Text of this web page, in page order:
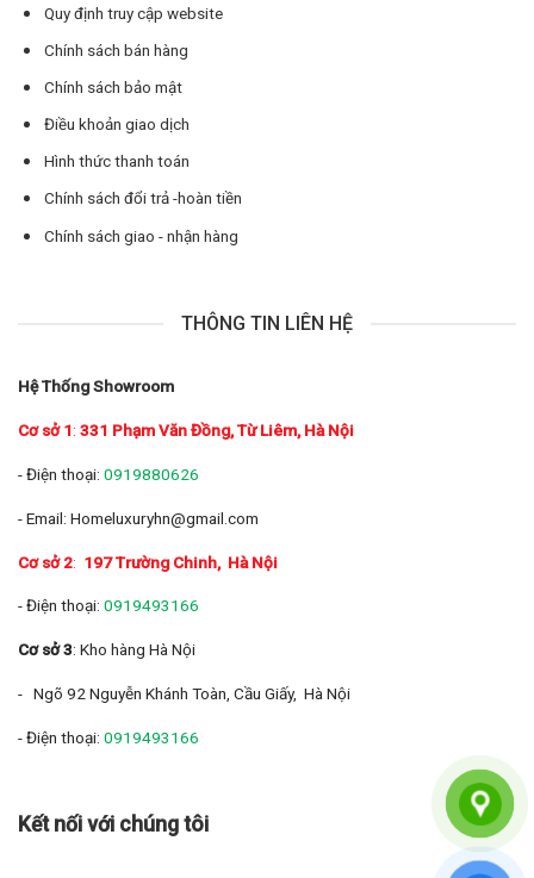
Quy định truy cập website
Chính sách bán hàng
Chính sách bảo mật
Điều khoản giao dịch
Hình thức thanh toán
Chính sách đổi trả -hoàn tiền
Chính sách giao - nhận hàng
THÔNG TIN LIÊN HỆ
Hệ Thống Showroom
Cơ sở 1: 331 Phạm Văn Đồng, Từ Liêm, Hà Nội
- Điện thoại: 0919880626
- Email: Homeluxuryhn@gmail.com
Cơ sở 2: 197 Trường Chinh, Hà Nội
- Điện thoại: 0919493166
Cơ sở 3: Kho hàng Hà Nội
- Ngõ 92 Nguyễn Khánh Toàn, Cầu Giấy, Hà Nội
- Điện thoại: 0919493166
Kết nối với chúng tôi